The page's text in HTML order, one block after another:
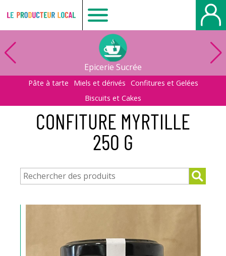
Le
producteur
local
-
Bois
Guillaume
Epicerie Sucrée
Pâte à tarte Miels et dérivés Confitures et Gelées
Biscuits et Cakes
CONFITURE MYRTILLE
250 G